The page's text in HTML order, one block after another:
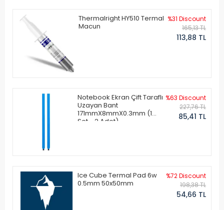
Thermalright HY510 Termal
Macun
%31 Discount
165,13 TL
113,88 TL
Notebook Ekran Çift Taraflı
Uzayan Bant
171mmX8mmX0.3mm (1
Set - 2 Adet)
%63 Discount
227,76 TL
85,41 TL
Ice Cube Termal Pad 6w
0.5mm 50x50mm
%72 Discount
198,38 TL
54,66 TL